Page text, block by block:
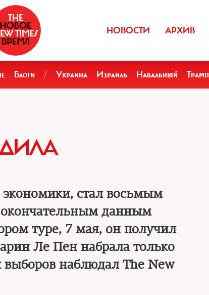
НОВОСТИ АРХИВ
Блоги / Украина Израиль Навальный Трамп
стал восьмым
окончательным данным
туре, 7 мая, он получил
Ле Пен набрала только
выборов наблюдал The New